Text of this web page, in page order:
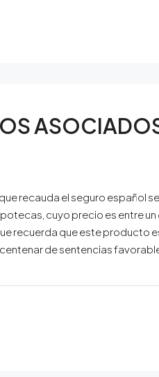
recauda el seguro español
cuyo precio es entre
recuerda que este producto
de sentencias